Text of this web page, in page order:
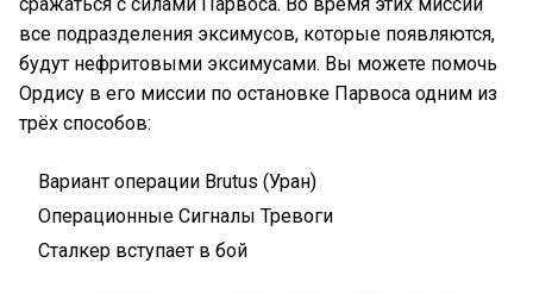
все подразделения эксимусов, которые появляются,
будут нефритовыми эксимусами. Вы можете помочь
Ордису в его миссии по остановке Парвоса одним из
трёх способов:
Вариант операции Brutus (Уран)
Операционные Сигналы Тревоги
Сталкер вступает в бой